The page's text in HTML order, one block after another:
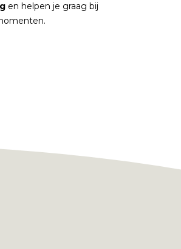
en helpen je graag bij